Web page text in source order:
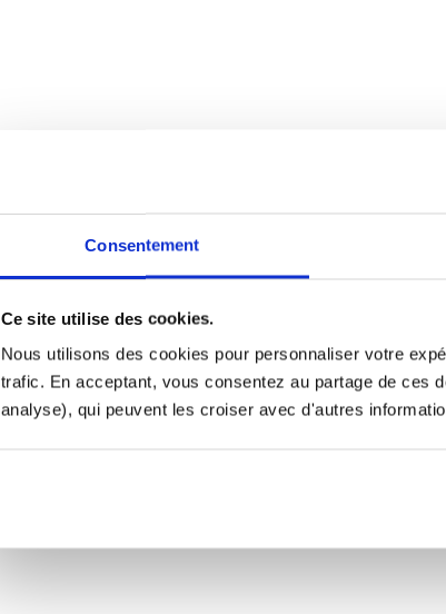
Consentement
Ce site utilise des cookies.
Nous utilisons des cookies pour personnaliser votre
trafic. En acceptant, vous consentez au partage de ces
analyse), qui peuvent les croiser avec d'autres